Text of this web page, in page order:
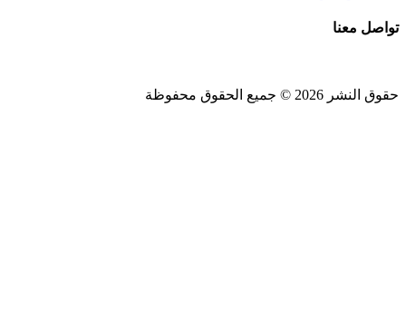
تواصل معنا
حقوق النشر 2026 © جميع الحقوق محفوظة